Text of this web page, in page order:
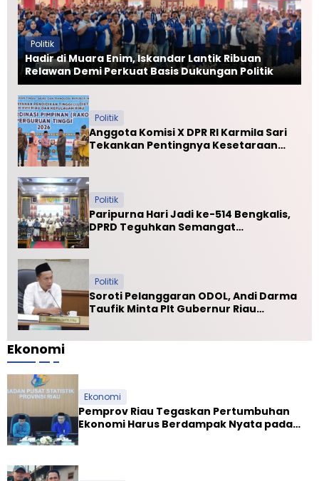
Politik
Hadir di Muara Enim, Iskandar Lantik Ribuan
Relawan Demi Perkuat Basis Dukungan Politik
Politik
Anggota Komisi X DPR RI Karmila Sari
Tekankan Pentingnya Kesetaraan
Politik
Paripurna Hari Jadi ke-514 Bengkalis,
DPRD Teguhkan Semangat
Politik
Soroti Pelanggaran ODOL, Andi Darma
Taufik Minta Plt Gubernur Riau
Ekonomi
Ekonomi
Pemprov Riau Tegaskan Pertumbuhan
Ekonomi Harus Berdampak Nyata pada